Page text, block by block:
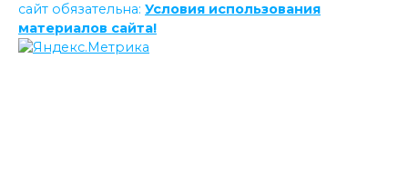
сайт обязательна: Условия использования
материалов сайта!